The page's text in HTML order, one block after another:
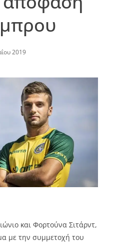
2019
και Φορτούνα Σιτάρντ,
με την συμμετοχή του